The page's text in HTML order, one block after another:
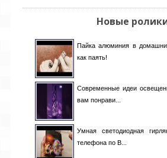
Новые
Пайка алюминия в
как паять!
Современные идеи
вам понрави...
Умная светодиодная
телефона по B...